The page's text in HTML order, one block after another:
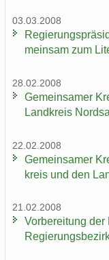
03.03.2008
mein­sam zum
28.02.2008
Ge­mein­sa­mer
Land­kreis
22.02.2008
Ge­mein­sa­mer
kreis und den
21.02.2008
Vor­be­rei­tung